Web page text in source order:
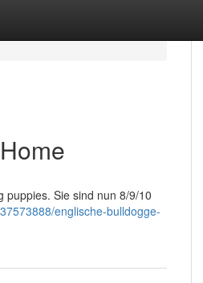
puppies. Sie sind nun 8/9/10
englische-bulldogge-